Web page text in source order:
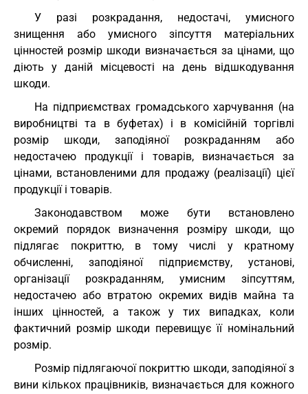
У разі розкрадання, недостачі, умисного
знищення або умисного зіпсуття матеріальних
цінностей розмір шкоди визначається за цінами, що
діють у даній місцевості на день відшкодування
шкоди.
На підприємствах громадського харчування (на
виробництві та в буфетах) і в комісійній торгівлі
розмір шкоди, заподіяної розкраданням або
недостачею продукції і товарів, визначається за
цінами, встановленими для продажу (реалізації) цієї
продукції і товарів.
Законодавством може бути встановлено
окремий порядок визначення розміру шкоди, що
підлягає покриттю, в тому числі у кратному
обчисленні, заподіяної підприємству, установі,
організації розкраданням, умисним зіпсуттям,
недостачею або втратою окремих видів майна та
інших цінностей, а також у тих випадках, коли
фактичний розмір шкоди перевищує її номінальний
розмір.
Розмір підлягаючої покриттю шкоди, заподіяної з
вини кількох працівників, визначається для кожного